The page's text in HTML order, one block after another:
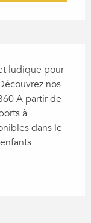
ludique pour
nos
A partir de
à
dans le